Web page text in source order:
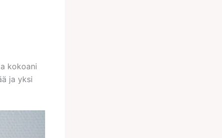
kokoani
ja yksi